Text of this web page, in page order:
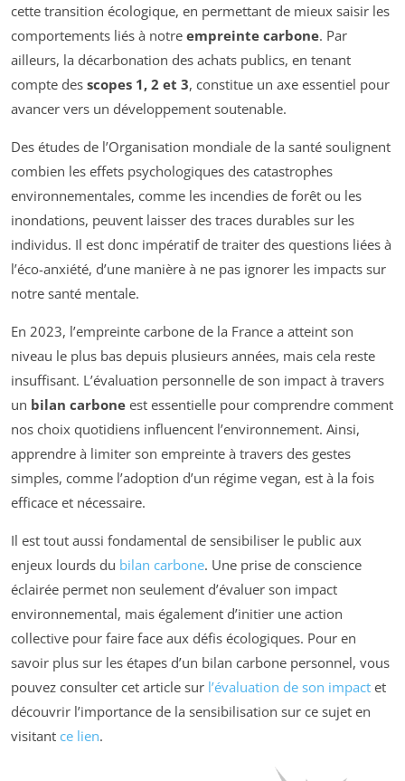
cette transition écologique, en permettant de mieux saisir les
comportements liés à notre empreinte carbone. Par
ailleurs, la décarbonation des achats publics, en tenant
compte des scopes 1, 2 et 3, constitue un axe essentiel pour
avancer vers un développement soutenable.
Des études de l’Organisation mondiale de la santé soulignent
combien les effets psychologiques des catastrophes
environnementales, comme les incendies de forêt ou les
inondations, peuvent laisser des traces durables sur les
individus. Il est donc impératif de traiter des questions liées à
l’éco-anxiété, d’une manière à ne pas ignorer les impacts sur
notre santé mentale.
En 2023, l’empreinte carbone de la France a atteint son
niveau le plus bas depuis plusieurs années, mais cela reste
insuffisant. L’évaluation personnelle de son impact à travers
un bilan carbone est essentielle pour comprendre comment
nos choix quotidiens influencent l’environnement. Ainsi,
apprendre à limiter son empreinte à travers des gestes
simples, comme l’adoption d’un régime vegan, est à la fois
efficace et nécessaire.
Il est tout aussi fondamental de sensibiliser le public aux
enjeux lourds du bilan carbone. Une prise de conscience
éclairée permet non seulement d’évaluer son impact
environnemental, mais également d’initier une action
collective pour faire face aux défis écologiques. Pour en
savoir plus sur les étapes d’un bilan carbone personnel, vous
pouvez consulter cet article sur l’évaluation de son impact et
découvrir l’importance de la sensibilisation sur ce sujet en
visitant ce lien.